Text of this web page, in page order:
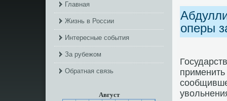
Главная
Жизнь в России
Интересные события
За рубежом
Обратная связь
Август
оперы